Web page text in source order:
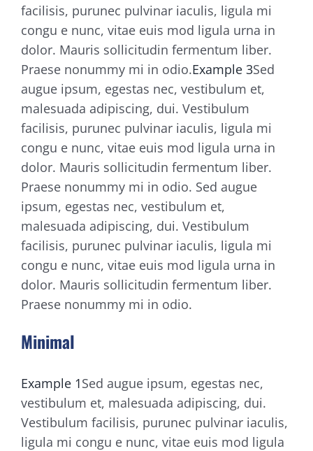
facilisis, purunec pulvinar iaculis, ligula mi
congu e nunc, vitae euis mod ligula urna in
dolor. Mauris sollicitudin fermentum liber.
Praese nonummy mi in odio.Example 3Sed
augue ipsum, egestas nec, vestibulum et,
malesuada adipiscing, dui. Vestibulum
facilisis, purunec pulvinar iaculis, ligula mi
congu e nunc, vitae euis mod ligula urna in
dolor. Mauris sollicitudin fermentum liber.
Praese nonummy mi in odio. Sed augue
ipsum, egestas nec, vestibulum et,
malesuada adipiscing, dui. Vestibulum
facilisis, purunec pulvinar iaculis, ligula mi
congu e nunc, vitae euis mod ligula urna in
dolor. Mauris sollicitudin fermentum liber.
Praese nonummy mi in odio.
Minimal
Example 1Sed augue ipsum, egestas nec,
vestibulum et, malesuada adipiscing, dui.
Vestibulum facilisis, purunec pulvinar iaculis,
ligula mi congu e nunc, vitae euis mod ligula